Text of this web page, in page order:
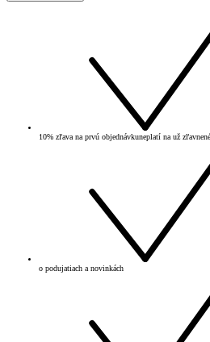
10% zľava na prvú objednávkuneplatí na už
o podujatiach a novinkách